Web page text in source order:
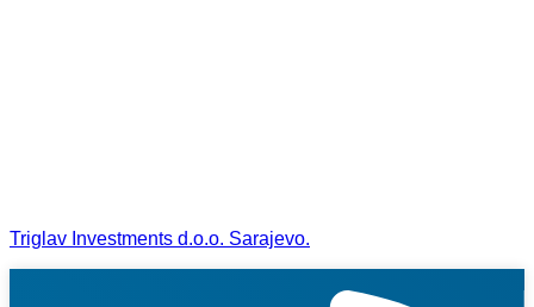
Triglav Investments d.o.o. Sarajevo.